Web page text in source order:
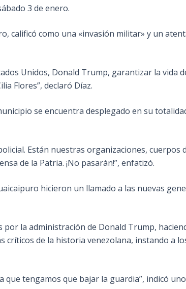
3 de enero.
calificó como una «invasión militar» y un
Unidos, Donald Trump, garantizar la vida
Flores”, declaró Díaz.
se encuentra desplegado en su
Están nuestras organizaciones, cuerpos
de la Patria. ¡No pasarán!”, enfatizó.
hicieron un llamado a las nuevas
la administración de Donald Trump,
críticos de la historia venezolana, instando a
tengamos que bajar la guardia”, indicó